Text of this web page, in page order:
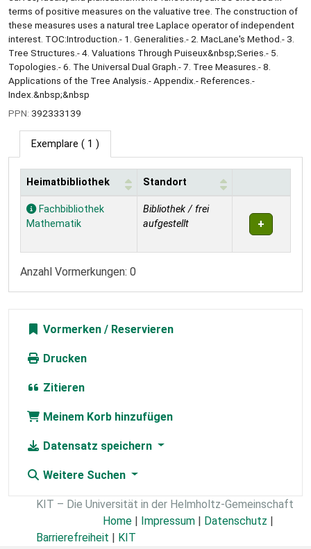
terms of positive measures on the valuative tree. The construction of
these measures uses a natural tree Laplace operator of independent
interest. TOC:Introduction.- 1. Generalities.- 2. MacLane's Method.- 3.
Tree Structures.- 4. Valuations Through Puiseux&nbsp;Series.- 5.
Topologies.- 6. The Universal Dual Graph.- 7. Tree Measures.- 8.
Applications of the Tree Analysis.- Appendix.- References.-
Index.&nbsp;&nbsp
PPN: 392333139
Exemplare ( 1 )
Exemplare
Heimatbibliothek Standort
Fachbibliothek
Mathematik
Bibliothek / frei
aufgestellt
Anzahl Vormerkungen: 0
Vormerken
Drucken
Zitieren
Meinem Korb hinzufügen
Datensatz speichern
Weitere Suchen
KIT – Die Universität in der Helmholtz-Gemeinschaft
Home | Impressum | Datenschutz |
Barrierefreiheit | KIT